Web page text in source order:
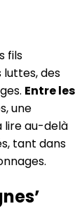
fils
luttes, des
Entre les
une
lire au-delà
tant dans